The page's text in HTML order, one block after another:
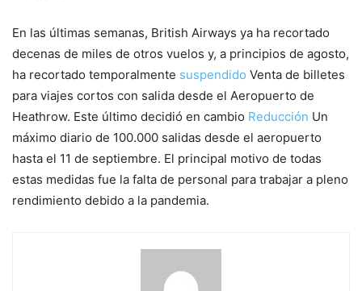
En las últimas semanas, British Airways ya ha recortado
decenas de miles de otros vuelos y, a principios de agosto,
ha recortado temporalmente suspendido Venta de billetes
para viajes cortos con salida desde el Aeropuerto de
Heathrow. Este último decidió en cambio Reducción Un
máximo diario de 100.000 salidas desde el aeropuerto
hasta el 11 de septiembre. El principal motivo de todas
estas medidas fue la falta de personal para trabajar a pleno
rendimiento debido a la pandemia.